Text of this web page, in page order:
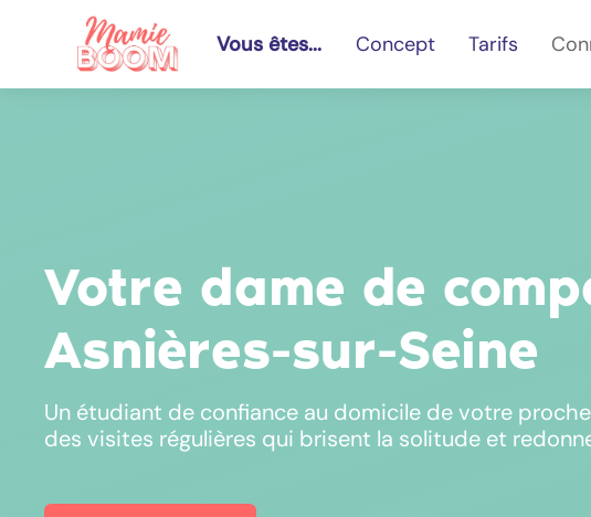
Vous êtes... Concept Tarifs
Votre dame de
Asnières-sur-Seine
Un étudiant de confiance au domicile de votre
des visites régulières qui brisent la solitude et